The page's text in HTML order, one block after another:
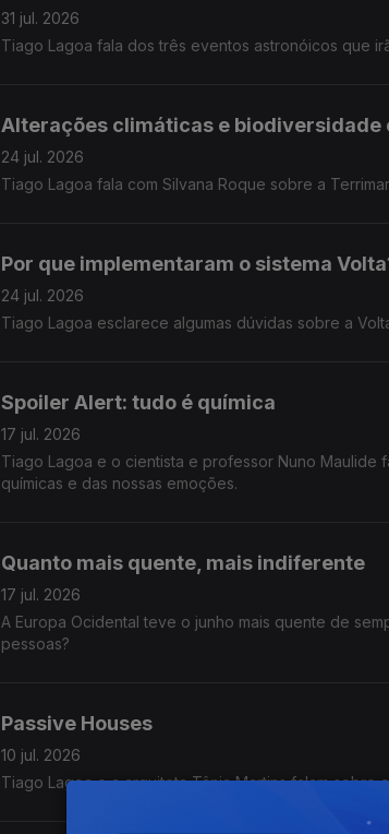
31 jul. 2026
Tiago Lagoa fala dos três eventos astronóicos que
Alterações climáticas e biodiversidade
24 jul. 2026
Tiago Lagoa fala com Silvana Roque sobre a
Por que implementaram o sistema
24 jul. 2026
Tiago Lagoa esclarece algumas dúvidas sobre a
Spoiler Alert: tudo é química
17 jul. 2026
Tiago Lagoa e o cientista e professor Nuno Maulide
químicas e das nossas emoções.
Quanto mais quente, mais indiferente
17 jul. 2026
A Europa Ocidental teve o junho mais quente de
pessoas?
Passive Houses
10 jul. 2026
Tiago Lagoa e a arquiteta Tânia Martins falam sobre